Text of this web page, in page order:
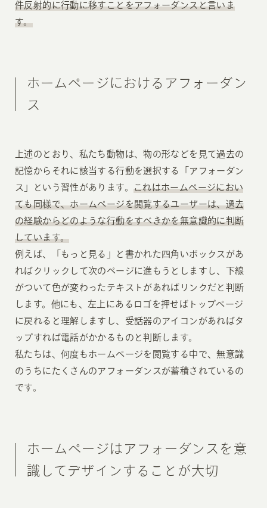
件反射的に行動に移すことをアフォーダンスと言いま
す。
ホームページにおけるアフォーダン
ス
上述のとおり、私たち動物は、物の形などを見て過去の
記憶からそれに該当する行動を選択する「アフォーダン
ス」という習性があります。 これはホームページにおい
ても同様で、ホームページを閲覧するユーザーは、過去
の経験からどのような行動をすべきかを無意識的に判断
しています。
例えば、「もっと見る」と書かれた四角いボックスがあ
ればクリックして次のページに進もうとしますし、下線
がついて色が変わったテキストがあればリンクだと判断
します。他にも、左上にあるロゴを押せばトップページ
に戻れると理解しますし、受話器のアイコンがあればタ
ップすれば電話がかかるものと判断します。
私たちは、何度もホームページを閲覧する中で、無意識
のうちにたくさんのアフォーダンスが蓄積されているの
です。
ホームページはアフォーダンスを意
識してデザインすることが大切